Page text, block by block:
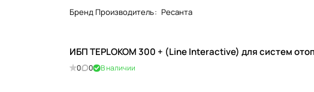
Бренд Производитель: Ресанта
ИБП TEPLOKOM 300 + (Line Interactive) для систем
0 0 В наличии